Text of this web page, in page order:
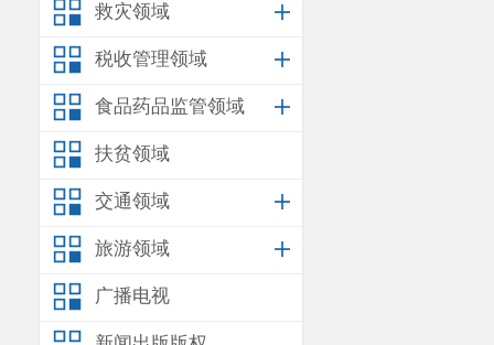
救灾领域
税收管理领域
食品药品监管领域
扶贫领域
交通领域
旅游领域
广播电视